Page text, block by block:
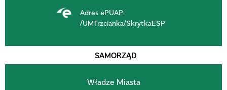
Adres ePUAP:
/UMTrzcianka/SkrytkaESP
SAMORZĄD
Władze Miasta